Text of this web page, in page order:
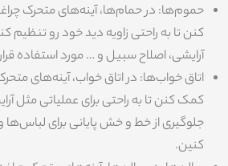
حموم‌ها: در حمام‌ها، آینه‌های متحرک
کنن تا به راحتی زاویه دید خود رو تنظیم
آرایشی، اصلاح سبیل و … مورد استفاده
اتاق خواب‌ها: در اتاق خواب، آینه‌های
کمک کنن تا به راحتی برای عملیاتی مثل
جلوگیری از خط و خش پایانی برای لباس‌ها
کنین.